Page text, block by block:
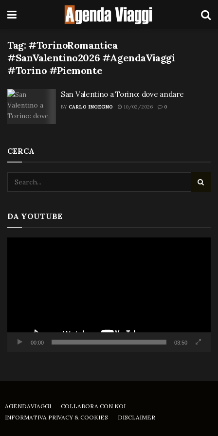
Tag: #TorinoRomantica
#SanValentino2026 #AgendaViaggi
#Torino #Piemonte
San Valentino a Torino: dove andare
BY CARLO INGEGNO 10/02/2026 0
CERCA
DA YOUTUBE
00:00 03:50
AGENDAVIAGGI
COLLABORA CON NOI
INFORMATIVA PRIVACY & COOKIES
DISCLAIMER